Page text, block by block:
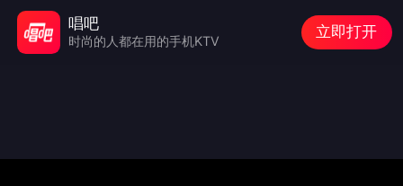
唱吧
时尚的人都在用的手机KTV
立即打开